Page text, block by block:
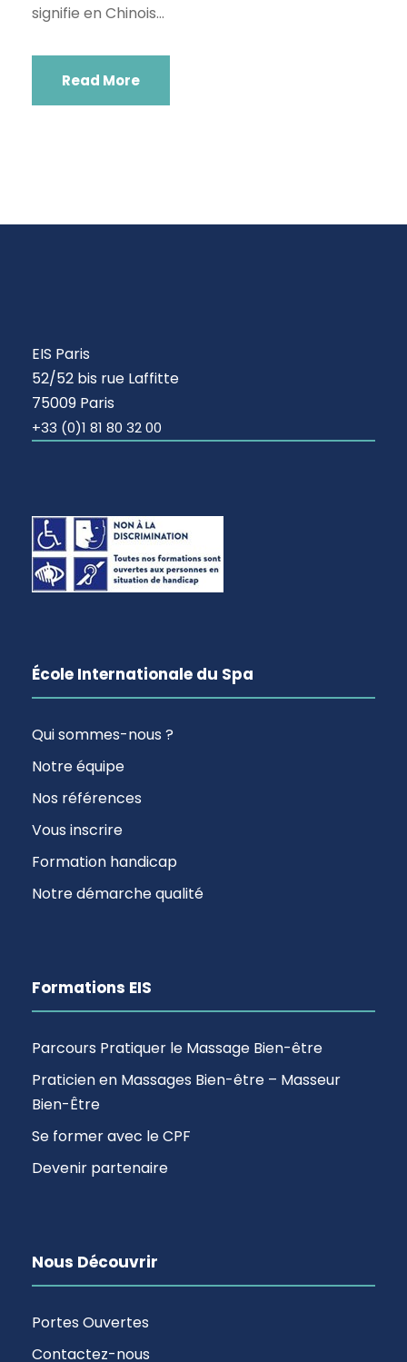
signifie en Chinois...
Read More
EIS Paris
52/52 bis rue Laffitte
75009 Paris
+33 (0)1 81 80 32 00
École Internationale du Spa
Qui sommes-nous ?
Notre équipe
Nos références
Vous inscrire
Formation handicap
Notre démarche qualité
Formations EIS
Parcours Pratiquer le Massage Bien-être
Praticien en Massages Bien-être – Masseur
Bien-Être
Se former avec le CPF
Devenir partenaire
Nous Découvrir
Portes Ouvertes
Contactez-nous